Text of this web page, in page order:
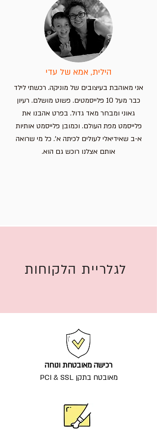
הילית, אמא של עדי
אני מאוהבת בעיצובים של מוניקה. רכשתי לילד
כבר מעל 10 פלייסמטים. פשוט מושלם. רעיון
גאוני ומבחר מאד גדול. בפרט אהבנו את
פלייסמט מפת העולם. וכמובן פלייסמט אותיות
א-ב שאידיאלי לעולים לכיתה א'. כל מי שרואה
אותם אצלנו רוכש גם הוא.
לגלריית הלקוחות
רכישה מאובטחת ונוחה
מאובטח בתקן PCI & SSL